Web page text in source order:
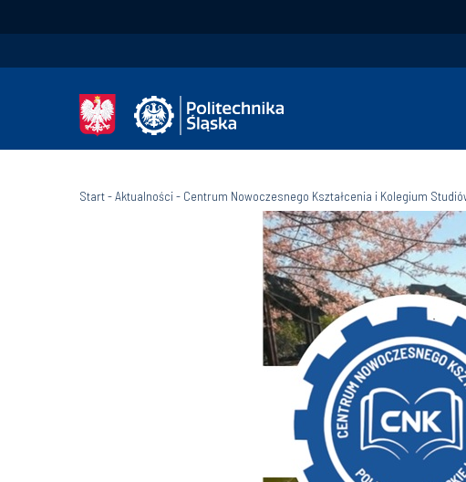
Start-Aktualności- Centrum Nowoczesnego Kształcenia i Kolegium